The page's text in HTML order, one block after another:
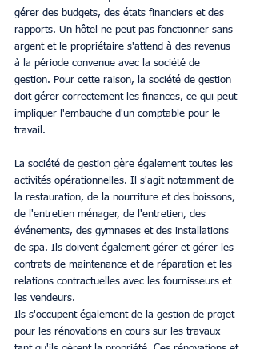
gérer des budgets, des états financiers et des
rapports. Un hôtel ne peut pas fonctionner sans
argent et le propriétaire s'attend à des revenus
à la période convenue avec la société de
gestion. Pour cette raison, la société de gestion
doit gérer correctement les finances, ce qui peut
impliquer l'embauche d'un comptable pour le
travail.
La société de gestion gère également toutes les
activités opérationnelles. Il s'agit notamment de
la restauration, de la nourriture et des boissons,
de l'entretien ménager, de l'entretien, des
événements, des gymnases et des installations
de spa. Ils doivent également gérer et gérer les
contrats de maintenance et de réparation et les
relations contractuelles avec les fournisseurs et
les vendeurs.
Ils s'occupent également de la gestion de projet
pour les rénovations en cours sur les travaux